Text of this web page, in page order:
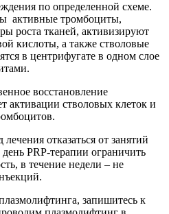
по определенной схеме.
активные тромбоциты,
роста тканей, активизируют
кислоты, а также стволовые
в центрифугате в одном слое
восстановление
активации стволовых клеток и
отказаться от занятий
PRP-терапии ограничить
в течение недели – не
запишитесь к